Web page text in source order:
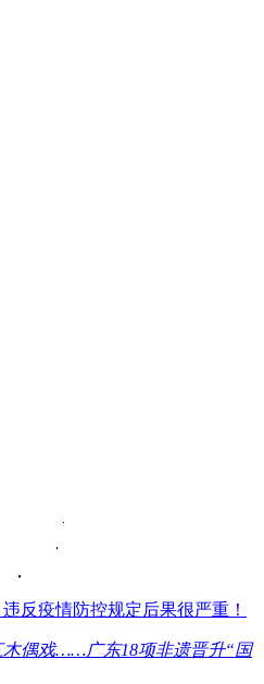
反疫情防控规定后果很严重！
木偶戏……广东18项非遗晋升“国